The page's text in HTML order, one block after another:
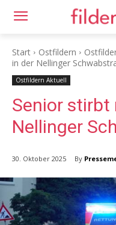
Start Ostfildern
in der Nellinger
Ostfildern Aktuell
Senior stirbt
Nellinger
30. Oktober 2025 By